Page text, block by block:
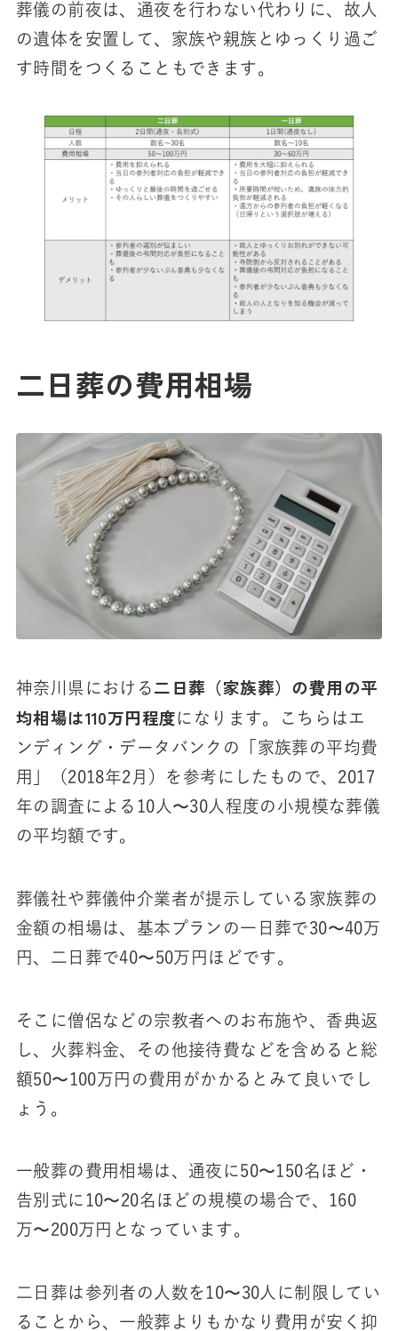
葬儀の前夜は、通夜を行わない代わりに、故人
の遺体を安置して、家族や親族とゆっくり過ご
す時間をつくることもできます。
二日葬の費用相場
神奈川県における 二日葬（家族葬）の費用の平
均相場は110万円程度になります。こちらはエ
ンディング・データバンクの「家族葬の平均費
用」（2018年2月）を参考にしたもので、2017
年の調査による10人〜30人程度の小規模な葬儀
の平均額です。
葬儀社や葬儀仲介業者が提示している家族葬の
金額の相場は、基本プランの一日葬で30〜40万
円、二日葬で40〜50万円ほどです。
そこに僧侶などの宗教者へのお布施や、香典返
し、火葬料金、その他接待費などを含めると総
額50〜100万円の費用がかかるとみて良いでし
ょう。
一般葬の費用相場は、通夜に50〜150名ほど・
告別式に10〜20名ほどの規模の場合で、160
万〜200万円となっています。
二日葬は参列者の人数を10〜30人に制限してい
ることから、一般葬よりもかなり費用が安く抑